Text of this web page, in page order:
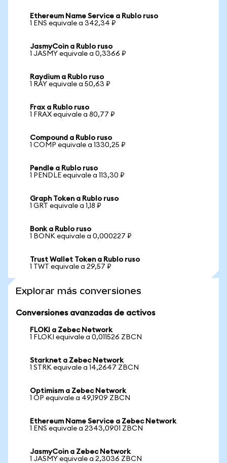
Ethereum Name Service a Rublo ruso
1 ENS equivale a 342,34 ₽
JasmyCoin a Rublo ruso
1 JASMY equivale a 0,3366 ₽
Raydium a Rublo ruso
1 RAY equivale a 50,63 ₽
Frax a Rublo ruso
1 FRAX equivale a 80,77 ₽
Compound a Rublo ruso
1 COMP equivale a 1330,25 ₽
Pendle a Rublo ruso
1 PENDLE equivale a 113,30 ₽
Graph Token a Rublo ruso
1 GRT equivale a 1,18 ₽
Bonk a Rublo ruso
1 BONK equivale a 0,000227 ₽
Trust Wallet Token a Rublo ruso
1 TWT equivale a 29,57 ₽
Explorar más conversiones
Conversiones avanzadas de activos
FLOKI a Zebec Network
1 FLOKI equivale a 0,011526 ZBCN
Starknet a Zebec Network
1 STRK equivale a 14,2647 ZBCN
Optimism a Zebec Network
1 OP equivale a 49,1909 ZBCN
Ethereum Name Service a Zebec Network
1 ENS equivale a 2343,0901 ZBCN
JasmyCoin a Zebec Network
1 JASMY equivale a 2,3036 ZBCN